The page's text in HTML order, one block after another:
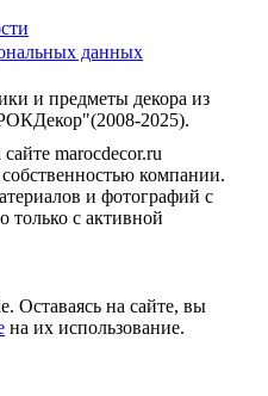
данных
и предметы декора из
2025).
marocdecor.ru
компании.
и фотографий с
только с активной
Оставаясь на сайте, вы
на их использование.